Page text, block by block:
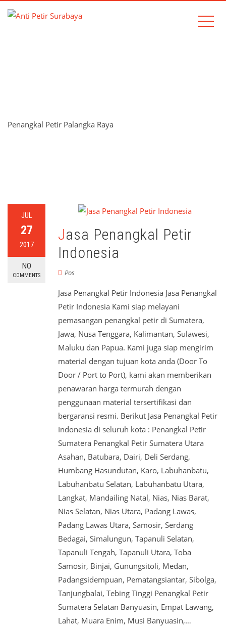
Penangkal Petir Palangka Raya
JUL
27
2017
NO
COMMENTS
Jasa Penangkal Petir
Indonesia
Pos
Jasa Penangkal Petir Indonesia Jasa Penangkal
Petir Indonesia Kami siap melayani
pemasangan penangkal petir di Sumatera,
Jawa, Nusa Tenggara, Kalimantan, Sulawesi,
Maluku dan Papua. Kami juga siap mengirim
material dengan tujuan kota anda (Door To
Door / Port to Port), kami akan memberikan
penawaran harga termurah dengan
penggunaan material tersertifikasi dan
bergaransi resmi. Berikut Jasa Penangkal Petir
Indonesia di seluruh kota : Penangkal Petir
Sumatera Penangkal Petir Sumatera Utara
Asahan, Batubara, Dairi, Deli Serdang,
Humbang Hasundutan, Karo, Labuhanbatu,
Labuhanbatu Selatan, Labuhanbatu Utara,
Langkat, Mandailing Natal, Nias, Nias Barat,
Nias Selatan, Nias Utara, Padang Lawas,
Padang Lawas Utara, Samosir, Serdang
Bedagai, Simalungun, Tapanuli Selatan,
Tapanuli Tengah, Tapanuli Utara, Toba
Samosir, Binjai, Gunungsitoli, Medan,
Padangsidempuan, Pematangsiantar, Sibolga,
Tanjungbalai, Tebing Tinggi Penangkal Petir
Sumatera Selatan Banyuasin, Empat Lawang,
Lahat, Muara Enim, Musi Banyuasin,…